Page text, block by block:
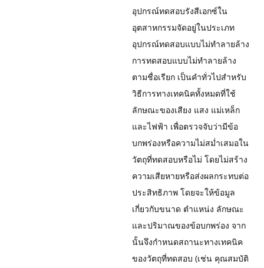
อุปกรณ์ทดสอบรังสีเอกซ์ใน
อุตสาหกรรมจัดอยู่ในประเภท
อุปกรณ์ทดสอบแบบไม่ทำลายล้าง
การทดสอบแบบไม่ทำลายล้าง
ตามชื่อเรียก เป็นคำทั่วไปสำหรับ
วิธีการทางเทคนิคทั้งหมดที่ใช้
ลักษณะของเสียง แสง แม่เหล็ก
และไฟฟ้า เพื่อตรวจจับว่ามีข้อ
บกพร่องหรือความไม่สม่ำเสมอใน
วัตถุที่ทดสอบหรือไม่ โดยไม่สร้าง
ความเสียหายหรือส่งผลกระทบต่อ
ประสิทธิภาพ โดยจะให้ข้อมูล
เกี่ยวกับขนาด ตำแหน่ง ลักษณะ
และปริมาณของข้อบกพร่อง จาก
นั้นจึงกำหนดสถานะทางเทคนิค
ของวัตถุที่ทดสอบ (เช่น คุณสมบัติ